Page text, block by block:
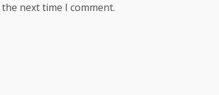
next time I comment.